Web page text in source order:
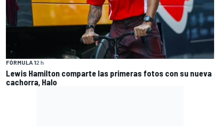
FÓRMULA 12 h
Lewis Hamilton comparte las primeras fotos con su nueva
cachorra, Halo